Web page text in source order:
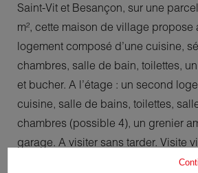
Saint-Vit et Besançon, sur une
m², cette maison de village propose
logement composé d’une cuisine,
chambres, salle de bain, toilettes,
et bucher. A l’étage : un second
cuisine, salle de bains, toilettes,
chambres (possible 4), un grenier
garage. A visiter sans tarder. Visite